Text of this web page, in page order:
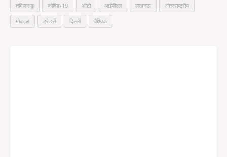
तमिलनाडु कोविड-19 ऑटो आईपीएल लखनऊ अंतरराष्ट्रीय
मोबाइल ट्रेडर्स दिल्ली वैश्विक